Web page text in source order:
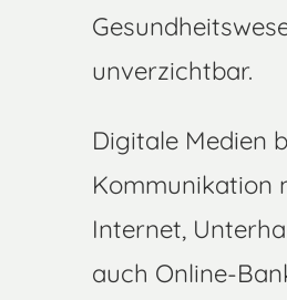
unverzichtbar.
Digitale Medien
Kommunikation
Internet,
auch Online-